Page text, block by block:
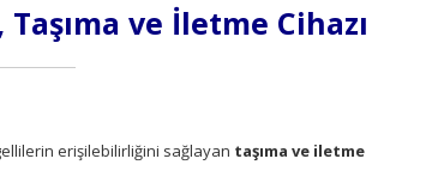
ve İletme Cihazı
erişilebilirliğini sağlayan taşıma ve iletme